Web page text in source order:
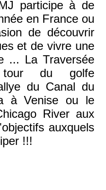
participe à de
en France ou
de découvrir
et de vivre une
... La Traversée
du golfe
du Canal du
à Venise ou le
River aux
auxquels
!!!